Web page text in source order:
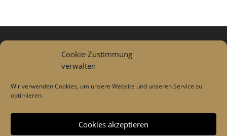
Cookie-Zustimmung
verwalten
Wir verwenden Cookies, um unsere Website und unseren Service zu
optimieren.
Cookies akzeptieren
Datenschutzerklärung
Impressum